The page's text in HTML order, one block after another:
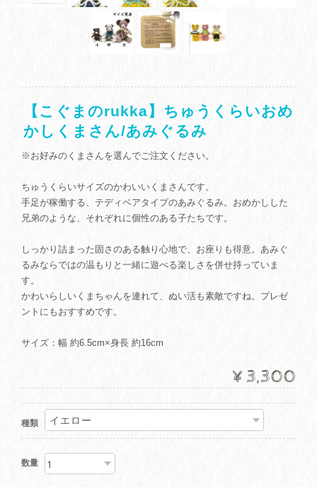
【こぐまのrukka】ちゅうくらいおめ
かしくまさん/あみぐるみ
※お好みのくまさんを選んでご注文ください。
ちゅうくらいサイズのかわいいくまさんです。
手足が稼働する、テディベアタイプのあみぐるみ。おめかしした
兄弟のような、それぞれに個性のある子たちです。
しっかり詰まった固さのある触り心地で、お座りも得意。あみぐ
るみならではの温もりと一緒に遊べる楽しさを併せ持っていま
す。
かわいらしいくまちゃんを連れて、ぬい活も素敵ですね。プレゼ
ントにもおすすめです。
サイズ：幅 約6.5cm×身長 約16cm
¥3,300
種類
数量